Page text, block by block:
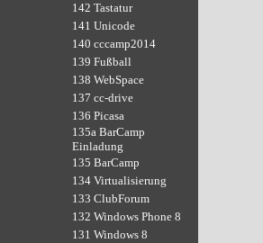
142 Tastatur
141 Unicode
140 cccamp2014
139 Fußball
138 WebSpace
137 cc-drive
136 Picasa
135a BarCamp
Einladung
135 BarCamp
134 Virtualisierung
133 ClubForum
132 Windows Phone 8
131 Windows 8